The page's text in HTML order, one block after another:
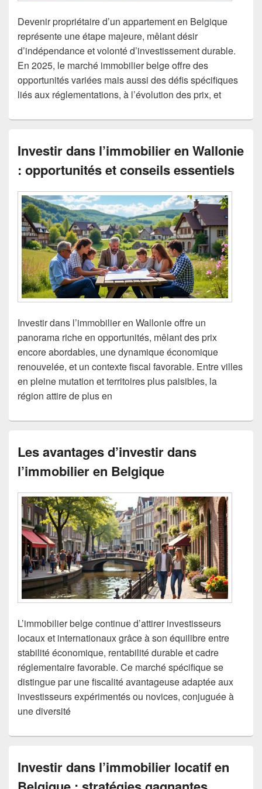
Devenir propriétaire d’un appartement en Belgique
représente une étape majeure, mêlant désir
d’indépendance et volonté d’investissement durable.
En 2025, le marché immobilier belge offre des
opportunités variées mais aussi des défis spécifiques
liés aux réglementations, à l’évolution des prix, et
Investir dans l’immobilier en Wallonie
: opportunités et conseils essentiels
Investir dans l’immobilier en Wallonie offre un
panorama riche en opportunités, mêlant des prix
encore abordables, une dynamique économique
renouvelée, et un contexte fiscal favorable. Entre villes
en pleine mutation et territoires plus paisibles, la
région attire de plus en
Les avantages d’investir dans
l’immobilier en Belgique
L’immobilier belge continue d’attirer investisseurs
locaux et internationaux grâce à son équilibre entre
stabilité économique, rentabilité durable et cadre
réglementaire favorable. Ce marché spécifique se
distingue par une fiscalité avantageuse adaptée aux
investisseurs expérimentés ou novices, conjuguée à
une diversité
Investir dans l’immobilier locatif en